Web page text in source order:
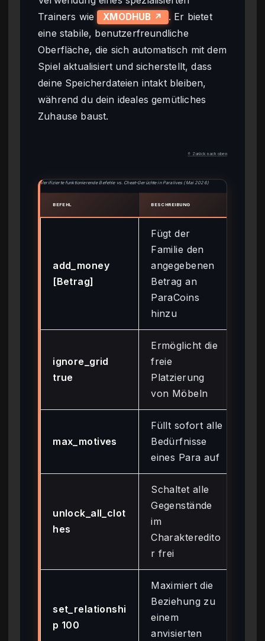
Trainers wie
XMODHUB ↗
. Er bietet
eine stabile, benutzerfreundliche
Oberfläche, die sich automatisch mit dem
Spiel aktualisiert und sicherstellt, dass
deine Speicherdateien intakt bleiben,
während du dein ideales gemütliches
Zuhause baust.
↑ Zurück nach oben
Verifizierte funktionierende Befehle vs. Cheat-Gerüchte in Paralives (Mai 2026)
BEFEHL BESCHREIBUNG
add_money
[Betrag]
Fügt der
Familie den
angegebenen
Betrag an
ParaCoins
hinzu
ignore_grid
true
Ermöglicht die
freie
Platzierung
von Möbeln
max_motives
Füllt sofort alle
Bedürfnisse
eines Para auf
unlock_all_clot
hes
Schaltet alle
Gegenstände
im
Charakteredito
r frei
set_relationshi
p 100
Maximiert die
Beziehung zu
einem
anvisierten